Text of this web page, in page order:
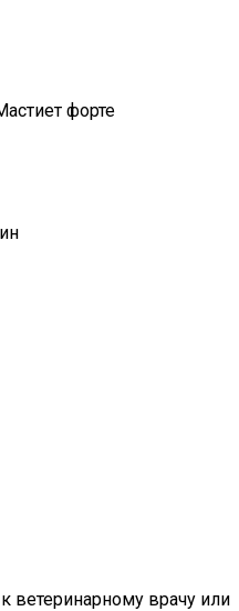
форте
ветеринарному врачу или